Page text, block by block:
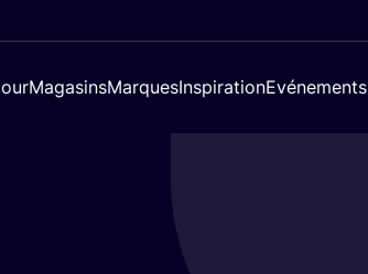
MagasinsMarquesInspirationEvénements